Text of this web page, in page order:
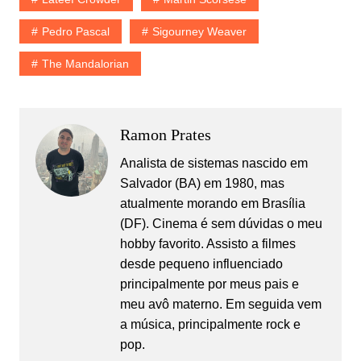
Pedro Pascal Sigourney Weaver
The Mandalorian
Ramon Prates
Analista de sistemas nascido em
Salvador (BA) em 1980, mas
atualmente morando em Brasília
(DF). Cinema é sem dúvidas o meu
hobby favorito. Assisto a filmes
desde pequeno influenciado
principalmente por meus pais e
meu avô materno. Em seguida vem
a música, principalmente rock e
pop.